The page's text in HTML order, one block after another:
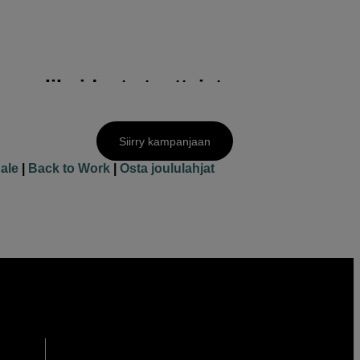
valikoidusta tuotteista
Siirry kampanjaan
Back to Work
Osta joululahjat